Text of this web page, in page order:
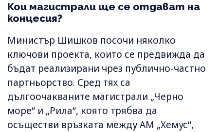
Кои магистрали ще се отдават на
концесия?
Министър Шишков посочи няколко
ключови проекта, които се предвижда да
бъдат реализирани чрез публично-частно
партньорство. Сред тях са
дългоочакваните магистрали „Черно
море“ и „Рила“, която трябва да
осъществи връзката между АМ „Хемус“,